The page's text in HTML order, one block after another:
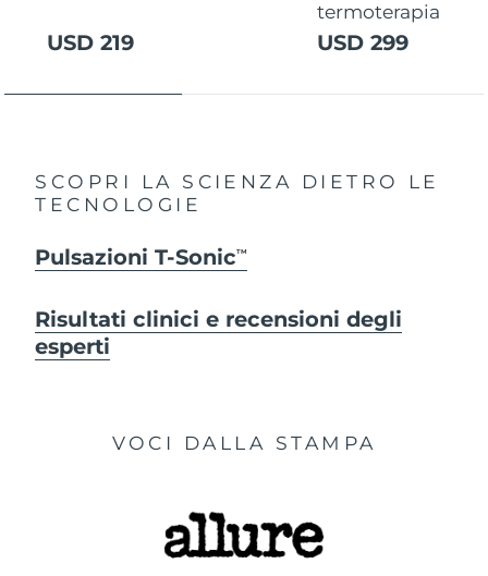
USD 219
termoterapia
USD 299
SCOPRI LA SCIENZA DIETRO LE
TECNOLOGIE
Pulsazioni T-SonicTM
Risultati clinici e recensioni degli
esperti
VOCI DALLA STAMPA